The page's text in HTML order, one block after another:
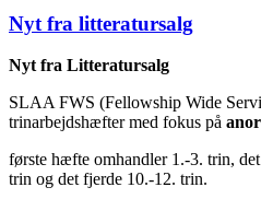
Nyt fra litteratursalg
Nyt fra Litteratursalg
SLAA FWS (Fellowship Wide
trinarbejdshæfter med fokus på
første hæfte omhandler 1.-3. trin,
trin og det fjerde 10.-12. trin.